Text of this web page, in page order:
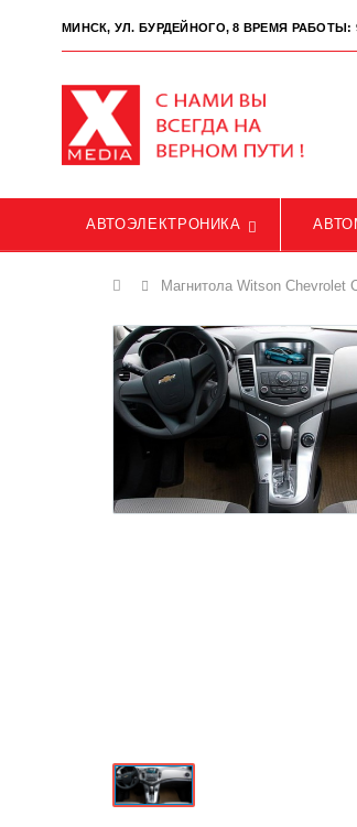
МИНСК, УЛ. БУРДЕЙНОГО, 8 ВРЕМЯ РАБОТЫ:
АВТОЭЛЕКТРОНИКА
Главная
Магнитола Witson Chevrolet